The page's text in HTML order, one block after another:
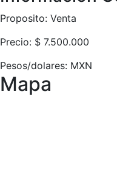
Proposito: Venta
Precio: $ 7.500.000
Pesos/dolares: MXN
Mapa